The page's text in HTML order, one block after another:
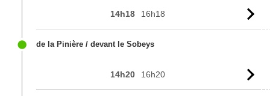
14h18 16h18
de la Pinière / devant le Sobeys
14h20 16h20